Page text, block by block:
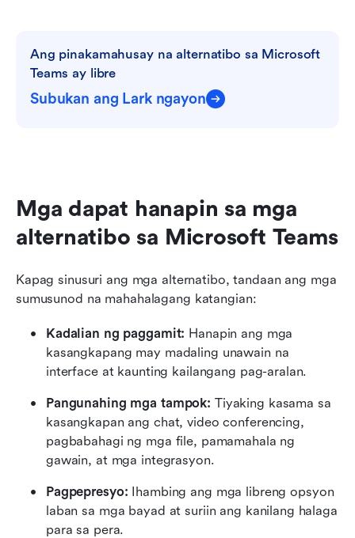
Ang pinakamahusay na alternatibo sa Microsoft
Teams ay libre
Subukan ang Lark ngayon
Mga dapat hanapin sa mga
alternatibo sa Microsoft Teams
Kapag sinusuri ang mga alternatibo, tandaan ang mga
sumusunod na mahahalagang katangian:
Kadalian ng paggamit: Hanapin ang mga
kasangkapang may madaling unawain na
interface at kaunting kailangang pag-aralan.
Pangunahing mga tampok: Tiyaking kasama sa
kasangkapan ang chat, video conferencing,
pagbabahagi ng mga file, pamamahala ng
gawain, at mga integrasyon.
Pagpepresyo: Ihambing ang mga libreng opsyon
laban sa mga bayad at suriin ang kanilang halaga
para sa pera.